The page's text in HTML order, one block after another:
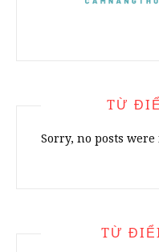
TỪ
Sorry, no posts were
TỪ